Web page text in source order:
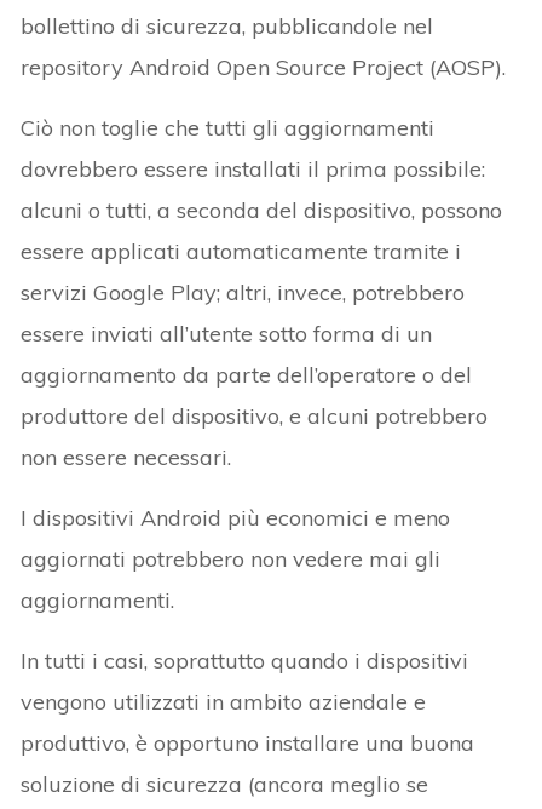
bollettino di sicurezza, pubblicandole nel
repository Android Open Source Project (AOSP).
Ciò non toglie che tutti gli aggiornamenti
dovrebbero essere installati il prima possibile:
alcuni o tutti, a seconda del dispositivo, possono
essere applicati automaticamente tramite i
servizi Google Play; altri, invece, potrebbero
essere inviati all’utente sotto forma di un
aggiornamento da parte dell’operatore o del
produttore del dispositivo, e alcuni potrebbero
non essere necessari.
I dispositivi Android più economici e meno
aggiornati potrebbero non vedere mai gli
aggiornamenti.
In tutti i casi, soprattutto quando i dispositivi
vengono utilizzati in ambito aziendale e
produttivo, è opportuno installare una buona
soluzione di sicurezza (ancora meglio se